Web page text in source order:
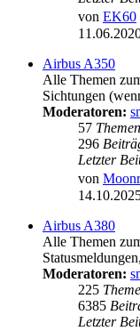
von EK60
Airbus A350
Alle Themen
Sichtungen
Moderatoren:
57 Themen
296
Letzter
von
Airbus A380
Alle Themen
Moderatoren:
225
6385
Letzter